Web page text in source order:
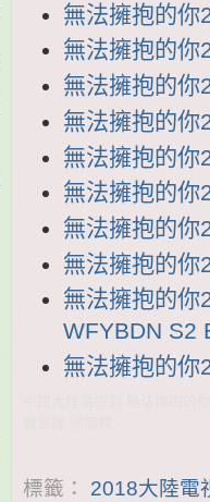
無法擁抱的你
無法擁抱的你
無法擁抱的你
無法擁抱的你
無法擁抱的你
無法擁抱的你
無法擁抱的你
無法擁抱的你
無法擁抱的你
WFYBDN S2
無法擁抱的你
標籤： 2018大陸電